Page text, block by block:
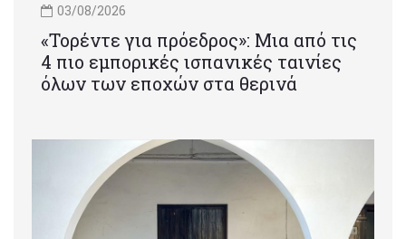
03/08/2026
«Τορέντε για πρόεδρος»: Mια από τις
4 πιο εμπορικές ισπανικές ταινίες
όλων των εποχών στα θερινά